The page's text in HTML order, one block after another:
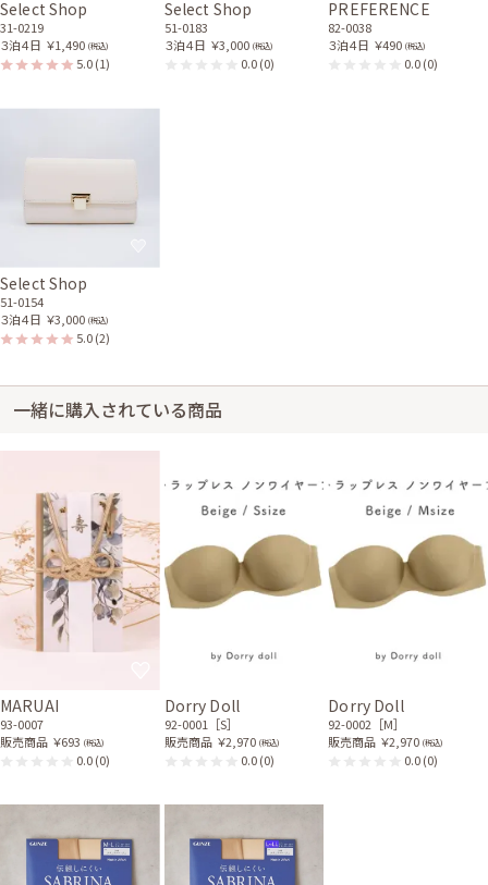
Select Shop
31-0219
３泊４日 ￥1,490 (税込)
5.0(1)
Select Shop
51-0183
３泊４日 ￥3,000 (税込)
0.0(0)
PREFERENCE
82-0038
３泊４日 ￥490 (税込)
0.0(0)
Select Shop
51-0154
３泊４日 ￥3,000 (税込)
5.0(2)
一緒に購入されている商品
MARUAI
93-0007
販売商品 ￥693 (税込)
0.0(0)
Dorry Doll
92-0001［S］
販売商品 ￥2,970 (税込)
0.0(0)
Dorry Doll
92-0002［M］
販売商品 ￥2,970 (税込)
0.0(0)